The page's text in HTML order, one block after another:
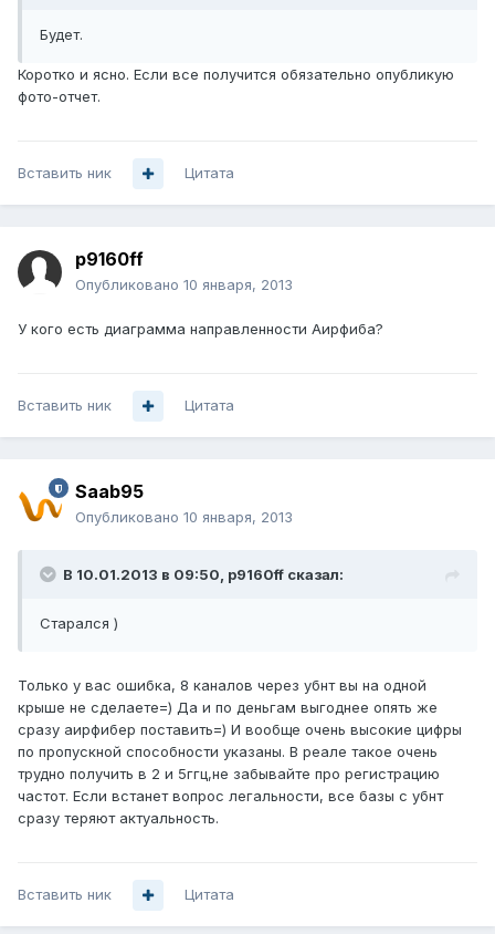
Будет.
Коротко и ясно. Если все получится обязательно опубликую
фото-отчет.
Вставить ник Цитата
p9160ff
Опубликовано 10 января, 2013
У кого есть диаграмма направленности Аирфиба?
Вставить ник Цитата
Saab95
Опубликовано 10 января, 2013
В 10.01.2013 в 09:50, p9160ff сказал:
Старался )
Только у вас ошибка, 8 каналов через убнт вы на одной
крыше не сделаете=) Да и по деньгам выгоднее опять же
сразу аирфибер поставить=) И вообще очень высокие цифры
по пропускной способности указаны. В реале такое очень
трудно получить в 2 и 5ггц,не забывайте про регистрацию
частот. Если встанет вопрос легальности, все базы с убнт
сразу теряют актуальность.
Вставить ник Цитата